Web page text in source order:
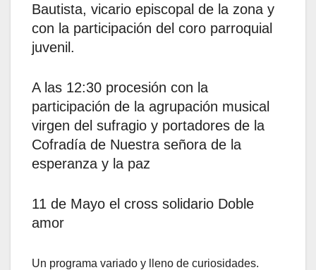
Bautista, vicario episcopal de la zona y
con la participación del coro parroquial
juvenil.
A las 12:30 procesión con la
participación de la agrupación musical
virgen del sufragio y portadores de la
Cofradía de Nuestra señora de la
esperanza y la paz
11 de Mayo el cross solidario Doble
amor
Un programa variado y lleno de curiosidades.